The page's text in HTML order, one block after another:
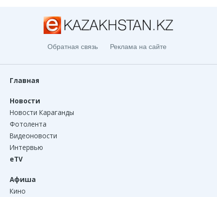
Обратная связь Реклама на сайте
Главная
Новости
Новости Караганды
Фотолента
Видеоновости
Интервью
eTV
Афиша
Кино